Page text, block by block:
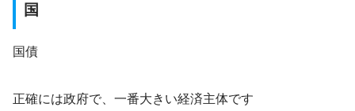
国
国債
正確には政府で、一番大きい経済主体です